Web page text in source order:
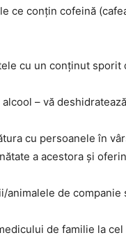
ce conțin cofeină
cu un conținut
– vă
cu persoanele în
a acestora și
animalele de
de familie la